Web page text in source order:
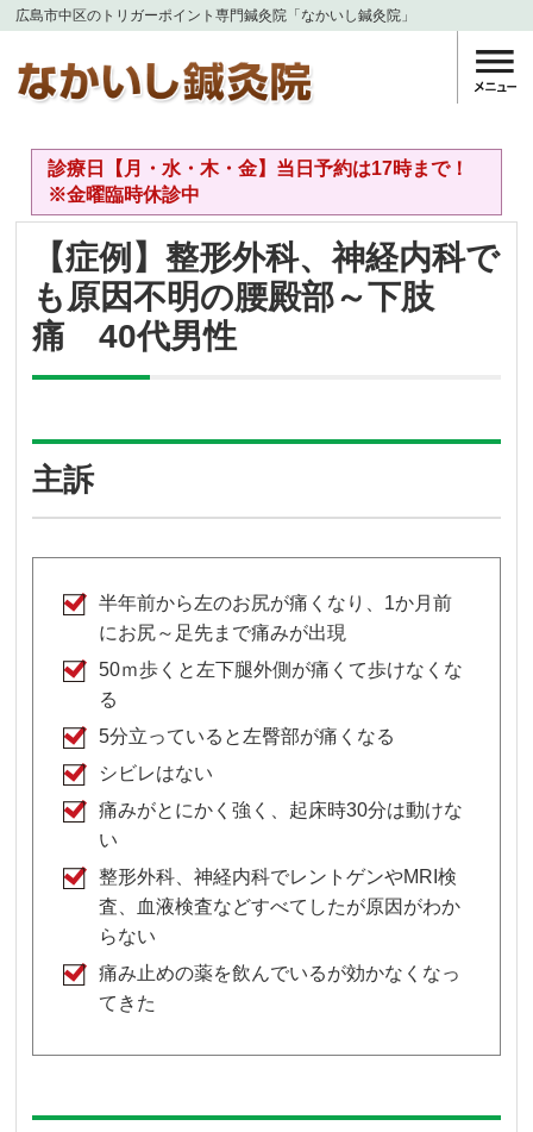
広島市中区のトリガーポイント専門鍼灸院「なかいし鍼灸院」
診療日【月・水・木・金】当日予約は17時まで！
※金曜臨時休診中
【症例】整形外科、神経内科で
も原因不明の腰殿部～下肢
痛 40代男性
主訴
半年前から左のお尻が痛くなり、1か月前
にお尻～足先まで痛みが出現
50ｍ歩くと左下腿外側が痛くて歩けなくな
る
5分立っていると左臀部が痛くなる
シビレはない
痛みがとにかく強く、起床時30分は動けな
い
整形外科、神経内科でレントゲンやMRI検
査、血液検査などすべてしたが原因がわか
らない
痛み止めの薬を飲んでいるが効かなくなっ
てきた